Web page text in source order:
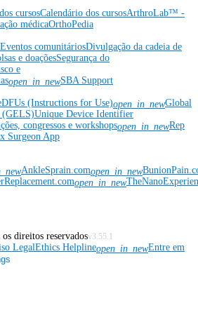
cursosCalendário dos cursosArthroLab™ -
médicaOrthoPedia
Eventos comunitáriosDivulgação da cadeia de
e doaçõesSegurança do
e
open_in_newSBA Support
(Instructions for Use)open_in_newGlobal
(GELS)Unique Device Identifier
congressos e workshopsopen_in_newRep
Surgeon App
AnkleSprain.comopen_in_new
open_in_new
direitos reservadosv3.55.1
LegalEthics Helplineopen_in_newEntre em